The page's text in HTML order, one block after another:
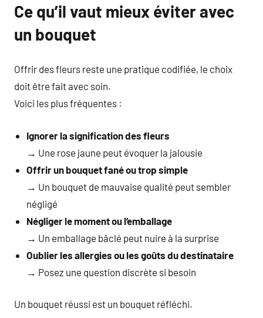
Ce qu’il vaut mieux éviter avec
un bouquet
Offrir des fleurs reste une pratique codifiée, le choix
doit être fait avec soin.
Voici les plus fréquentes :
Ignorer la signification des fleurs
→ Une rose jaune peut évoquer la jalousie
Offrir un bouquet fané ou trop simple
→ Un bouquet de mauvaise qualité peut sembler
négligé
Négliger le moment ou l’emballage
→ Un emballage bâclé peut nuire à la surprise
Oublier les allergies ou les goûts du destinataire
→ Posez une question discrète si besoin
Un bouquet réussi est un bouquet réfléchi.